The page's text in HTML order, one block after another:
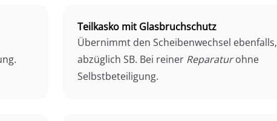
Teilkasko mit Glasbruchschutz
Übernimmt den Scheibenwechsel ebenfalls,
abzüglich SB. Bei reiner Reparaturohne
Selbstbeteiligung.